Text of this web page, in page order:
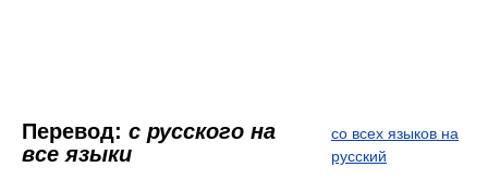
Перевод: с русского на
все языки
со всех языков на
русский